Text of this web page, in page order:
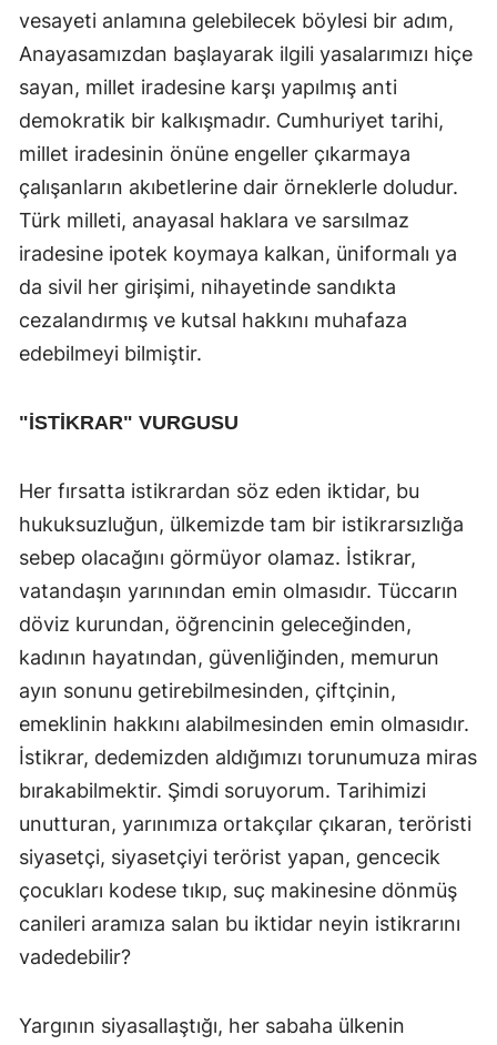
vesayeti anlamına gelebilecek böylesi bir adım,
Anayasamızdan başlayarak ilgili yasalarımızı hiçe
sayan, millet iradesine karşı yapılmış anti
demokratik bir kalkışmadır. Cumhuriyet tarihi,
millet iradesinin önüne engeller çıkarmaya
çalışanların akıbetlerine dair örneklerle doludur.
Türk milleti, anayasal haklara ve sarsılmaz
iradesine ipotek koymaya kalkan, üniformalı ya
da sivil her girişimi, nihayetinde sandıkta
cezalandırmış ve kutsal hakkını muhafaza
edebilmeyi bilmiştir.
"İSTİKRAR" VURGUSU
Her fırsatta istikrardan söz eden iktidar, bu
hukuksuzluğun, ülkemizde tam bir istikrarsızlığa
sebep olacağını görmüyor olamaz. İstikrar,
vatandaşın yarınından emin olmasıdır. Tüccarın
döviz kurundan, öğrencinin geleceğinden,
kadının hayatından, güvenliğinden, memurun
ayın sonunu getirebilmesinden, çiftçinin,
emeklinin hakkını alabilmesinden emin olmasıdır.
İstikrar, dedemizden aldığımızı torunumuza miras
bırakabilmektir. Şimdi soruyorum. Tarihimizi
unutturan, yarınımıza ortakçılar çıkaran, teröristi
siyasetçi, siyasetçiyi terörist yapan, gencecik
çocukları kodese tıkıp, suç makinesine dönmüş
canileri aramıza salan bu iktidar neyin istikrarını
vadedebilir?
Yargının siyasallaştığı, her sabaha ülkenin